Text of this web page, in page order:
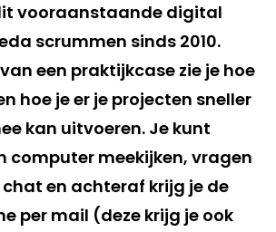
vooraanstaande digital
scrummen sinds 2010.
een praktijkcase zie je hoe
hoe je er je projecten sneller
kan uitvoeren. Je kunt
computer meekijken, vragen
en achteraf krijg je de
per mail (deze krijg je ook